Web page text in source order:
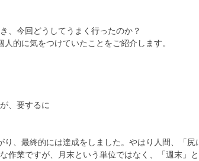
、今回どうしてうまく行ったのか？
的に気をつけていたことをご紹介します。
、要するに
、最終的には達成をしました。やはり人間、「
作業ですが、月末という単位ではなく、「週末」